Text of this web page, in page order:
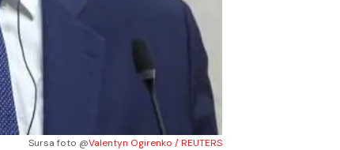
Sursa foto @Valentyn Ogirenko / REUTERS